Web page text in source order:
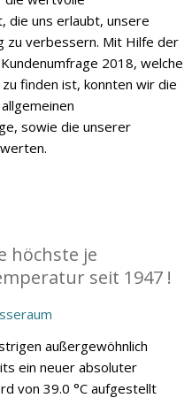
die uns erlaubt, unsere
zu verbessern. Mit Hilfe der
2018, welche
finden ist, konnten wir die
sowie die unserer
höchste je
seit 1947 !
außergewöhnlich
ein neuer absoluter
von 39.0 °C aufgestellt